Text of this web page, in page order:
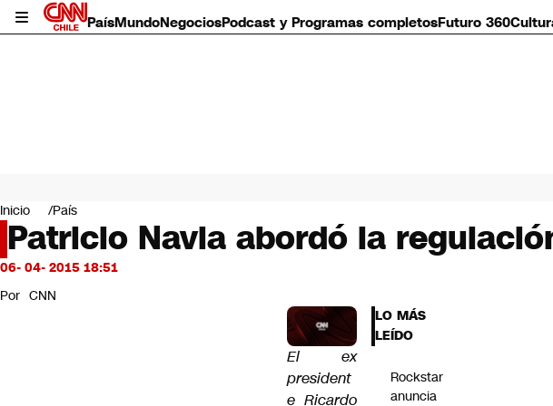
PaísMundoNegociosPodcast y Programas completosFuturo 360
Mundo
Negocios
Deportes
Programas completos
Servicios
Inicio País
Patricio Navia abordó la
06- 04- 2015 18:51
Por CNN
El ex
president
e Ricardo
LO MÁS
LEÍDO
Rockstar
anuncia